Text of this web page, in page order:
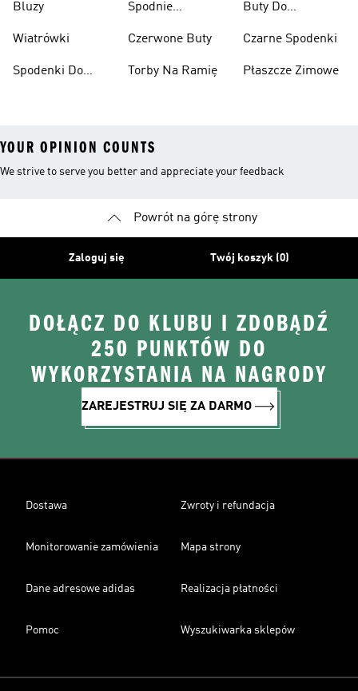
Bluzy
Wiatrówki
Spodenki Do
Spodnie
Czerwone Buty
Torby Na Ramię
Buty Do
Czarne Spodenki
Płaszcze Zimowe
YOUR OPINION COUNTS
We strive to serve you better and appreciate your feedback
Powrót na górę strony
Zaloguj się Twój koszyk (0)
DOŁĄCZ DO KLUBU I ZDOBĄDŹ
250 PUNKTÓW DO
WYKORZYSTANIA NA NAGRODY
ZAREJESTRUJ SIĘ ZA DARMO
Dostawa Zwroty i refundacja
Monitorowanie zamówienia Mapa strony
Dane adresowe adidas Realizacja płatności
Pomoc Wyszukiwarka sklepów